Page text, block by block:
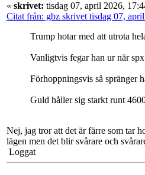
« skrivet: tisdag 07, april 2026,
Citat från: gbz skrivet tisdag 07,
Trump hotar med att utrota
Vanligtvis fegar han ur när
Förhoppningsvis så spränger
Guld håller sig starkt runt
Nej, jag tror att det är färre som tar
lägen men det blir svårare och
Loggat